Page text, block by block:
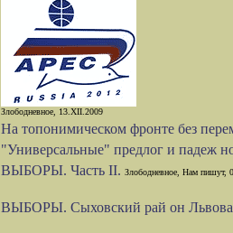
Злободневное, 13.XII.2009
На топонимическом фронте без
"Универсальные" предлог и падеж
ВЫБОРЫ. Часть II. Злободневное, Нам пишут,
ВЫБОРЫ. Сыховский рай он